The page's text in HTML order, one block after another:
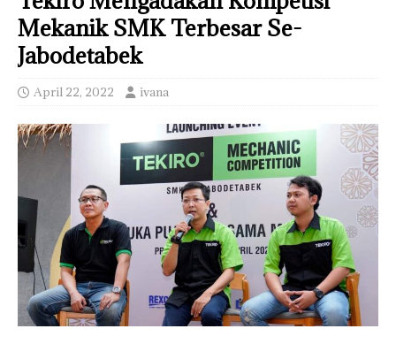
Mekanik SMK Terbesar Se-
Jabodetabek
April 22, 2022 ivana